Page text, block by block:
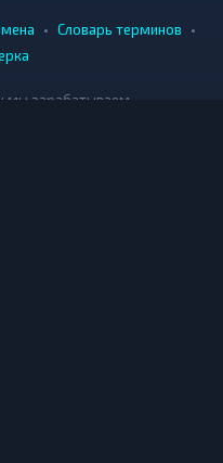
• Словарь терминов •
мы зарабатываем